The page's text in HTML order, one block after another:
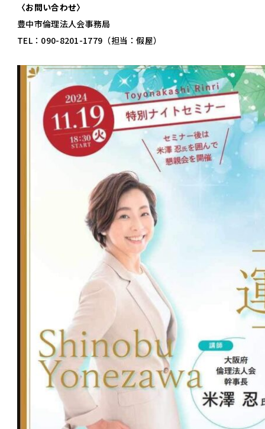
〈お問い合わせ〉
豊中市倫理法人会事務局
TEL：090-8201-1779（担当：假屋）